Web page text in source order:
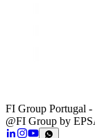
FI Group Portugal -
@FI Group by